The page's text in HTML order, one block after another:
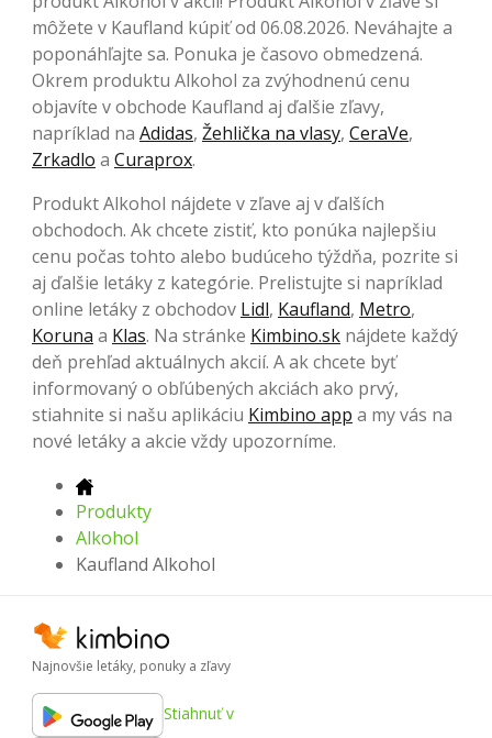
môžete v Kaufland kúpiť od 06.08.2026. Neváhajte a
poponáhľajte sa. Ponuka je časovo obmedzená.
Okrem produktu Alkohol za zvýhodnenú cenu
objavíte v obchode Kaufland aj ďalšie zľavy,
napríklad na Adidas, Žehlička na vlasy, CeraVe,
Zrkadlo a Curaprox.
Produkt Alkohol nájdete v zľave aj v ďalších
obchodoch. Ak chcete zistiť, kto ponúka najlepšiu
cenu počas tohto alebo budúceho týždňa, pozrite si
aj ďalšie letáky z kategórie. Prelistujte si napríklad
online letáky z obchodov Lidl, Kaufland, Metro,
Koruna a Klas. Na stránke Kimbino.sk nájdete každý
deň prehľad aktuálnych akcií. A ak chcete byť
informovaný o obľúbených akciách ako prvý,
stiahnite si našu aplikáciu Kimbino app a my vás na
nové letáky a akcie vždy upozorníme.
Produkty
Alkohol
Kaufland Alkohol
Najnovšie letáky, ponuky a zľavy
Stiahnuť v